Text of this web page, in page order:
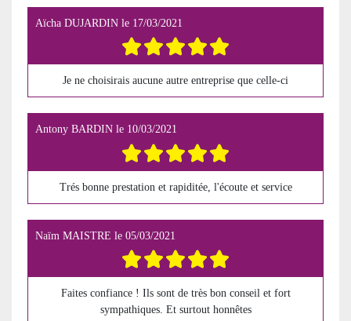
Aïcha DUJARDIN le 17/03/2021
Je ne choisirais aucune autre entreprise que celle-ci
Antony BARDIN le 10/03/2021
Trés bonne prestation et rapiditée, l'écoute et service
Naïm MAISTRE le 05/03/2021
Faites confiance ! Ils sont de très bon conseil et fort
sympathiques. Et surtout honnêtes